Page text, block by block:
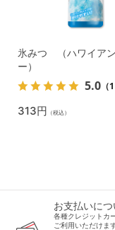
氷みつ （ハワイア
ー）
5.0 （1
313円 （税込）
お支払いにつ
各種クレジットカ
ご利用いただけます